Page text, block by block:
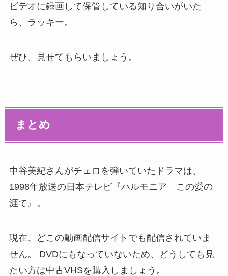
ビデオに録画して保管している知り合いがいた
ら、ラッキー。
ぜひ、見せてもらいましょう。
まとめ
中谷美紀さんがチェロを弾いていたドラマは、
1998年放送の日本テレビ『ハルモニア この愛の
涯て』。
現在、どこの動画配信サイトでも配信されていま
せん。 DVDにもなっていないため、どうしても見
たい方は中古VHSを購入しましょう。